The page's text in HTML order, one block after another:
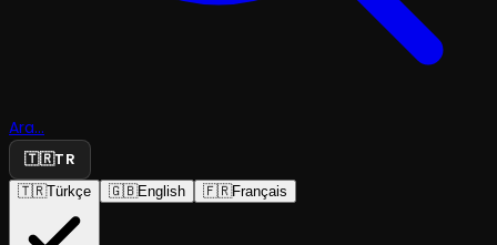
Ara...
🇹🇷TR
🇹🇷Türkçe 🇬🇧English 🇫🇷Français